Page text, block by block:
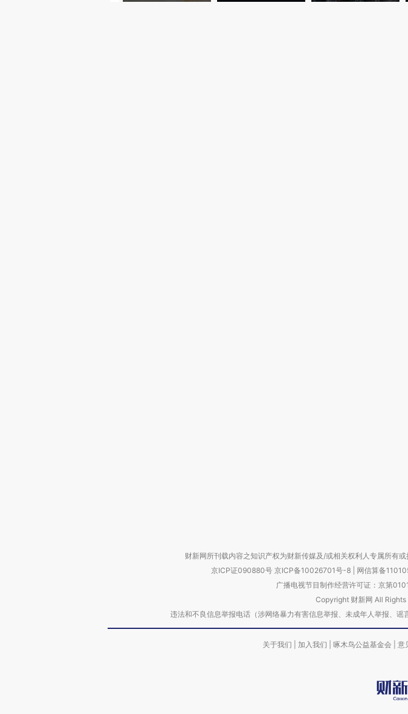
财新网所刊载内容之知识产权为财新传媒及/或相关权利人专属所有
京ICP证090880号 京ICP备10026701号-8 网信算备
广播电视节目制作经营许可证：京第
Copyright 财新网 All
违法和不良信息举报电话（涉网络暴力有害信息举报、未成年人举报
关于我们 加入我们 啄木鸟公益基金会 意